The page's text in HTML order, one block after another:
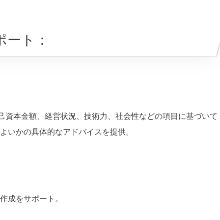
ト：
本金額、経営状況、技術力、社会性などの項目に基づいて
いかの具体的なアドバイスを提供。
成をサポート。